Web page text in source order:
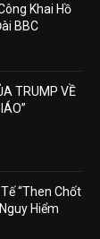
Khai Hồ
BBC
TRUMP VỀ
“Then Chốt
Hiểm